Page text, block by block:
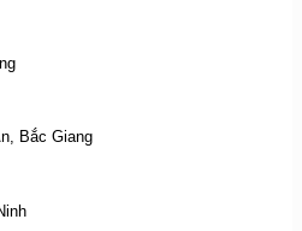
Bắc Giang